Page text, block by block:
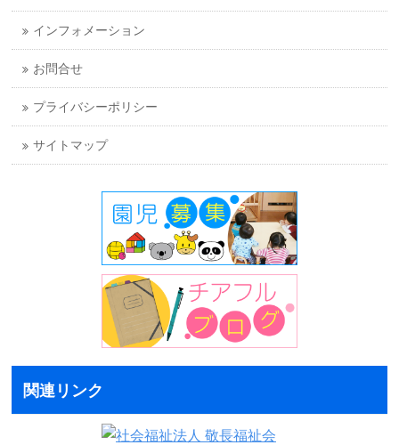
インフォメーション
お問合せ
プライバシーポリシー
サイトマップ
関連リンク